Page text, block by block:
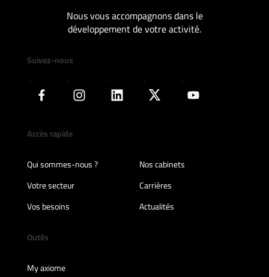
Nous vous accompagnons dans le
développement de votre activité.
Suivez-nous
Accès rapide
Qui sommes-nous ?
Nos cabinets
Votre secteur
Carrières
Vos besoins
Actualités
Outils
My axiome